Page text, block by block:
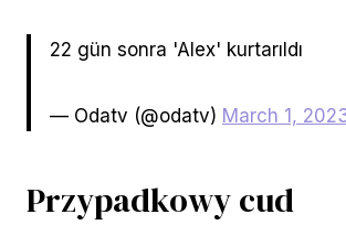
22 gün sonra 'Alex' kurtarıldı
— Odatv (@odatv) March 1,
Przypadkowy cud